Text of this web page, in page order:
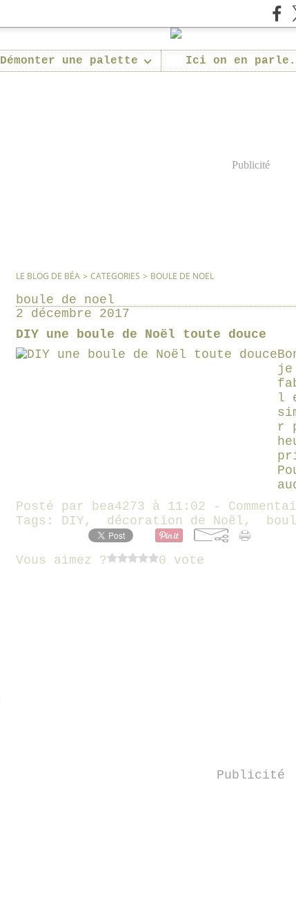
Démonter une palette Ici on en
Publicité
LE BLOG DE BÉA > CATEGORIES > BOULE DE NOEL
boule de noel
2 décembre 2017
DIY une boule de Noël toute douce
je
l
r
Posté par bea4273 à 11:02 -
Tags: DIY , décoration de Noël ,
Vous aimez ? 0 vote
Publicité